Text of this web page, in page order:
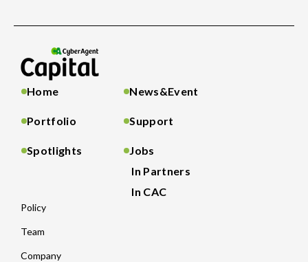
Home
Portfolio
Spotlights
News&Event
Support
Jobs
In Partners
In CAC
Policy
Team
Company